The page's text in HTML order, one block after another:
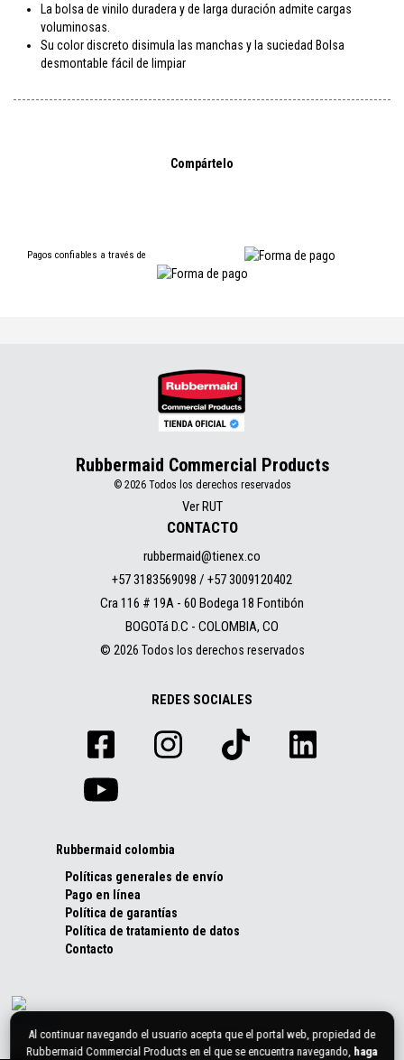
La bolsa de vinilo duradera y de larga duración admite cargas
voluminosas.
Su color discreto disimula las manchas y la suciedad Bolsa
desmontable fácil de limpiar
Compártelo
Pagos confiables a través de
Rubbermaid Commercial Products
© 2026 Todos los derechos reservados
Ver RUT
CONTACTO
rubbermaid@tienex.co
+57 3183569098 / +57 3009120402
Cra 116 # 19A - 60 Bodega 18 Fontibón
BOGOTá D.C - COLOMBIA, CO
© 2026 Todos los derechos reservados
REDES SOCIALES
Rubbermaid colombia
Políticas generales de envío
Pago en línea
Política de garantías
Política de tratamiento de datos
Contacto
Al continuar navegando el usuario acepta que el portal web, propiedad de
Rubbermaid Commercial Products en el que se encuentra navegando, haga